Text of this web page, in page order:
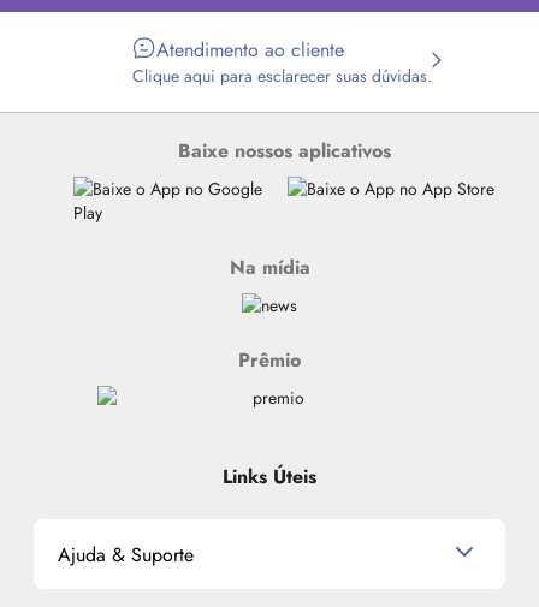
Atendimento ao cliente
Clique aqui para esclarecer suas dúvidas.
Baixe nossos aplicativos
Na mídia
Prêmio
Links Úteis
Ajuda & Suporte